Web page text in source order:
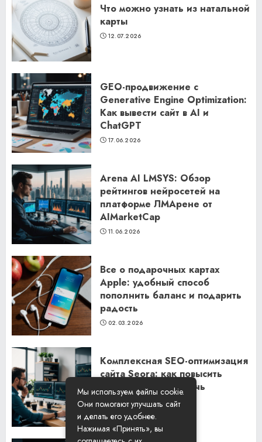
Что можно узнать из натальной
карты
12.07.2026
GEO-продвижение с
Generative Engine Optimization:
Как вывести сайт в AI и
ChatGPT
17.06.2026
Arena AI LMSYS: Обзор
рейтингов нейросетей на
платформе ЛМАрене от
AIMarketCap
11.06.2026
Все о подарочных картах
Apple: удобный способ
пополнить баланс и подарить
радость
02.03.2026
Комплексная SEO-оптимизация
сайта Seora: как повысить
видимость и привлечь
клиентов
06.02.2026
Мы используем файлы cookie.
Они помогают улучшать сайт
и делать его удобнее.
Нажимая «Принять», вы